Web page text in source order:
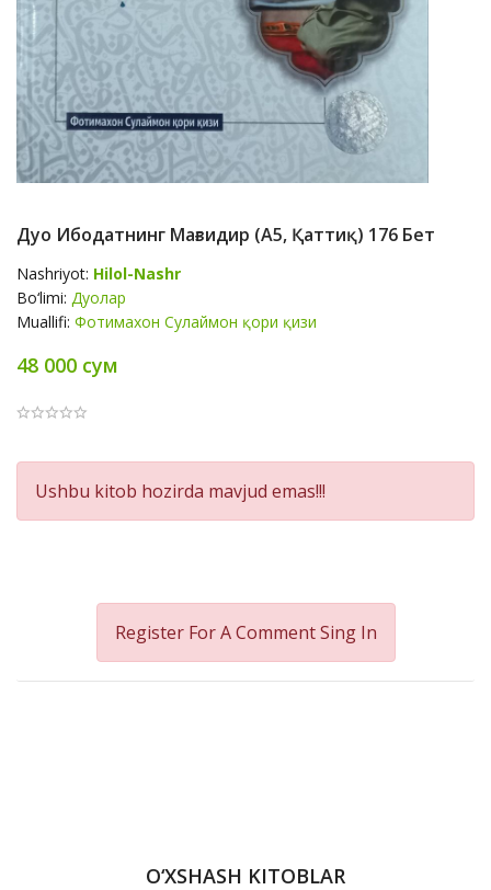
Дуо Ибодатнинг Мағзидир (А5, Қаттиқ) 176 Бет
Nashriyot: Hilol-Nashr
Bo‘limi: Дуолар
Muallifi: Фотимахон Сулаймон қори қизи
48 000 сум
Product
Summery
Ushbu kitob hozirda mavjud emas!!!
Register For A CommentSing In
O‘XSHASH KITOBLAR